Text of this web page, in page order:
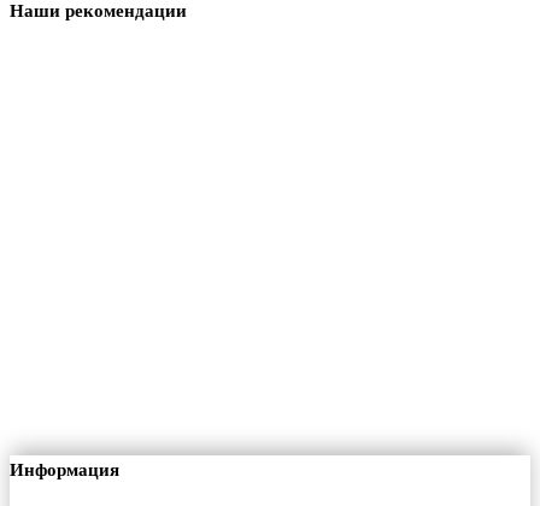
Наши рекомендации
Информация